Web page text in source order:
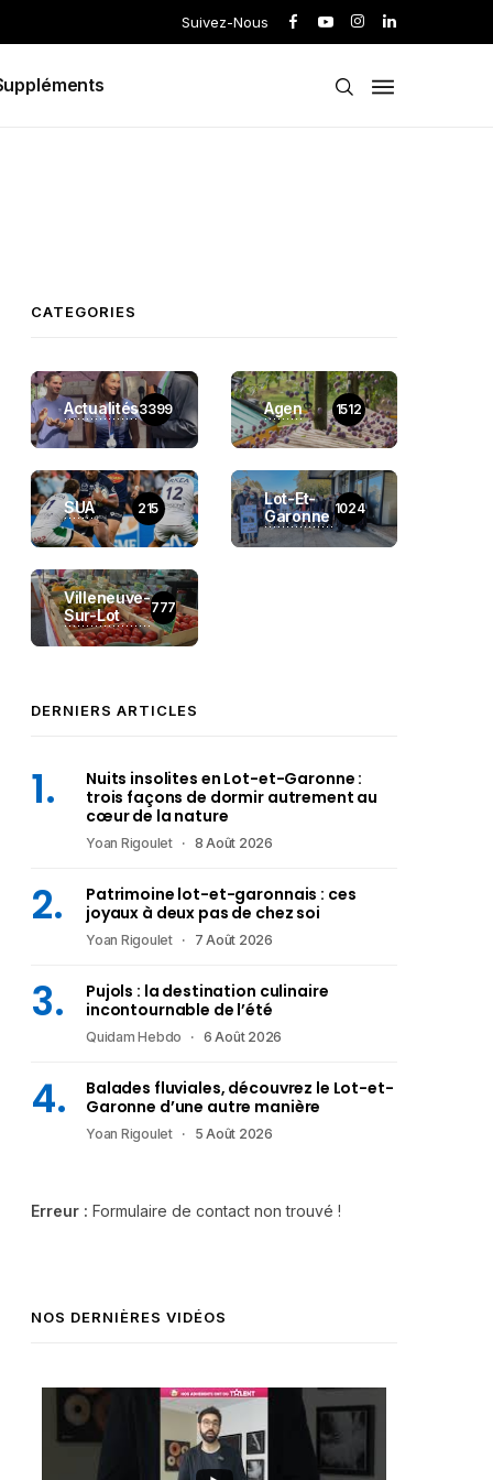
Suivez-Nous
CATEGORIES
Actualités3399 Agen 1512
SUA 215
Lot-Et-
Garonne 1024
Villeneuve-
Sur-Lot
777
DERNIERS ARTICLES
Nuits insolites en Lot-et-Garonne :
trois façons de dormir autrement au
cœur de la nature
Yoan Rigoulet 8 Août 2026
Patrimoine lot-et-garonnais : ces
joyaux à deux pas de chez soi
Yoan Rigoulet 7 Août 2026
Pujols : la destination culinaire
incontournable de l’été
Quidam Hebdo 6 Août 2026
Balades fluviales, découvrez le Lot-et-
Garonne d’une autre manière
Yoan Rigoulet 5 Août 2026
Erreur : Formulaire de contact non trouvé !
NOS DERNIÈRES VIDÉOS